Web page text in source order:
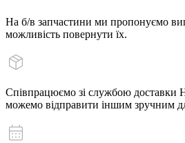
На б/в запчастини ми пропонуємо
можливість повернути їх.
Співпрацюємо зі службою доставки
можемо відправити іншим зручним